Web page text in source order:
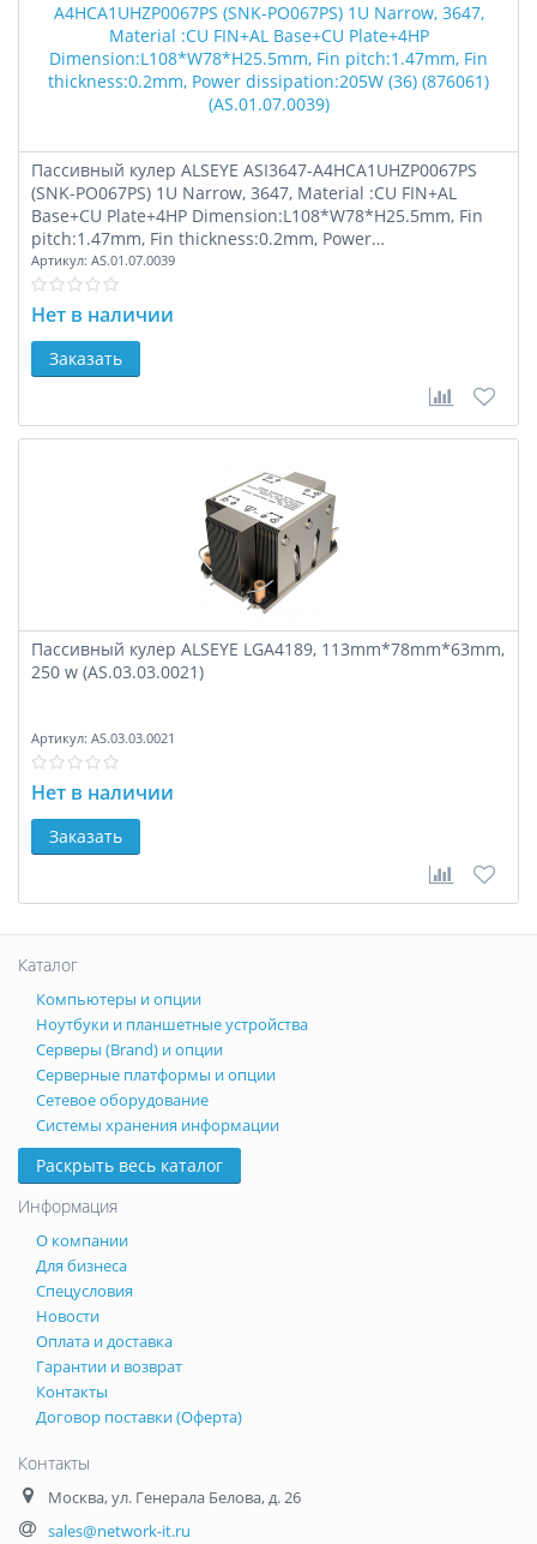
Пассивный кулер ALSEYE ASI3647-A4HCA1UHZP0067PS
(SNK-PO067PS) 1U Narrow, 3647, Material :CU FIN+AL
Base+CU Plate+4HP Dimension:L108*W78*H25.5mm, Fin
pitch:1.47mm, Fin thickness:0.2mm, Power
dissipation:205W (36) (876061) (AS.01.07.0039)
Артикул: AS.01.07.0039
Нет в наличии
Заказать
В В
Пассивный кулер ALSEYE LGA4189, 113mm*78mm*63mm,
250 w (AS.03.03.0021)
Артикул: AS.03.03.0021
Нет в наличии
Заказать
В В
Каталог
Компьютеры и опции
Ноутбуки и планшетные устройства
Серверы (Brand) и опции
Серверные платформы и опции
Сетевое оборудование
Системы хранения информации
Раскрыть весь каталог
Информация
О компании
Для бизнеса
Спецусловия
Новости
Оплата и доставка
Гарантии и возврат
Контакты
Договор поставки (Оферта)
Контакты
Москва,ул. Генерала Белова, д. 26
sales@network-it.ru